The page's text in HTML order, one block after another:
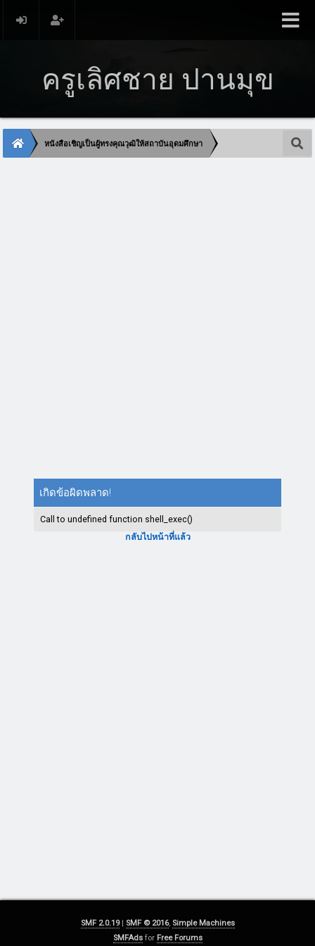
ครูเลิศชาย ปานมุข
หนังสือเชิญเป็นผู้ทรงคุณวุฒิให้สถาบันอุดมศึกษา
เกิดข้อผิดพลาด!
Call to undefined function shell_exec()
กลับไปหน้าที่แล้ว
SMF 2.0.19| SMF © 2016, Simple Machines
SMFAdsfor Free Forums